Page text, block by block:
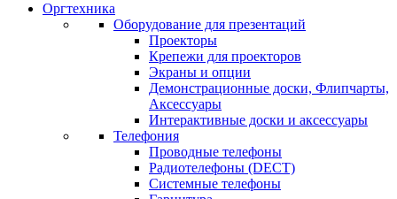
Оргтехника
Оборудование для презентаций
Проекторы
Крепежи для проекторов
Экраны и опции
Демонстрационные доски, Флипчарты,
Аксессуары
Интерактивные доски и аксессуары
Телефония
Проводные телефоны
Радиотелефоны (DECT)
Системные телефоны